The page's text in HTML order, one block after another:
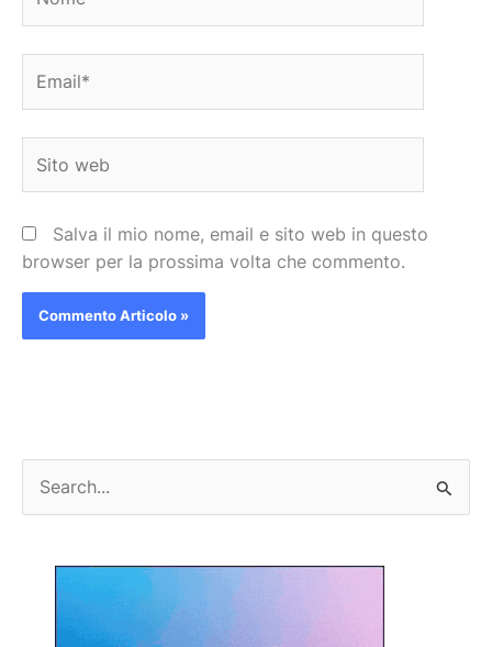
web
Salva il mio nome, email e sito web in questo
browser per la prossima volta che commento.